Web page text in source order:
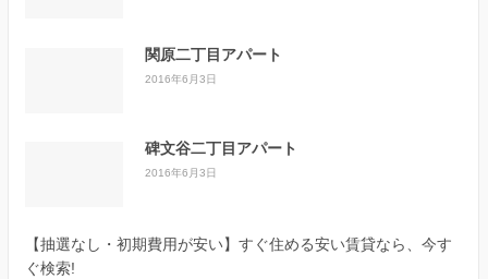
関原二丁目アパート
2016年6月3日
碑文谷二丁目アパート
2016年6月3日
【抽選なし・初期費用が安い】すぐ住める安い賃貸なら、今す
ぐ検索!